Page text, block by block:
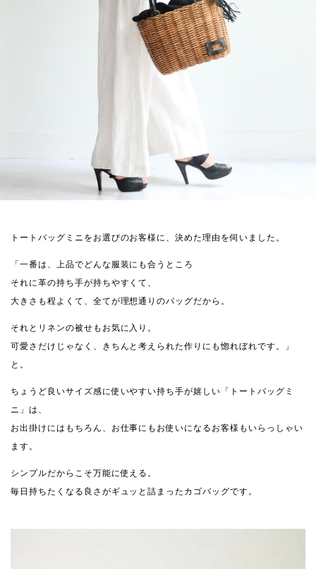
トートバッグミニをお選びのお客様に、決めた理由を伺いました。
「一番は、上品でどんな服装にも合うところ
それに革の持ち手が持ちやすくて、
大きさも程よくて、全てが理想通りのバッグだから。
それとリネンの被せもお気に入り。
可愛さだけじゃなく、きちんと考えられた作りにも惚れぼれです。」
と。
ちょうど良いサイズ感に使いやすい持ち手が嬉しい「トートバッグミ
ニ」は、
お出掛けにはもちろん、お仕事にもお使いになるお客様もいらっしゃい
ます。
シンプルだからこそ万能に使える。
毎日持ちたくなる良さがギュッと詰まったカゴバッグです。